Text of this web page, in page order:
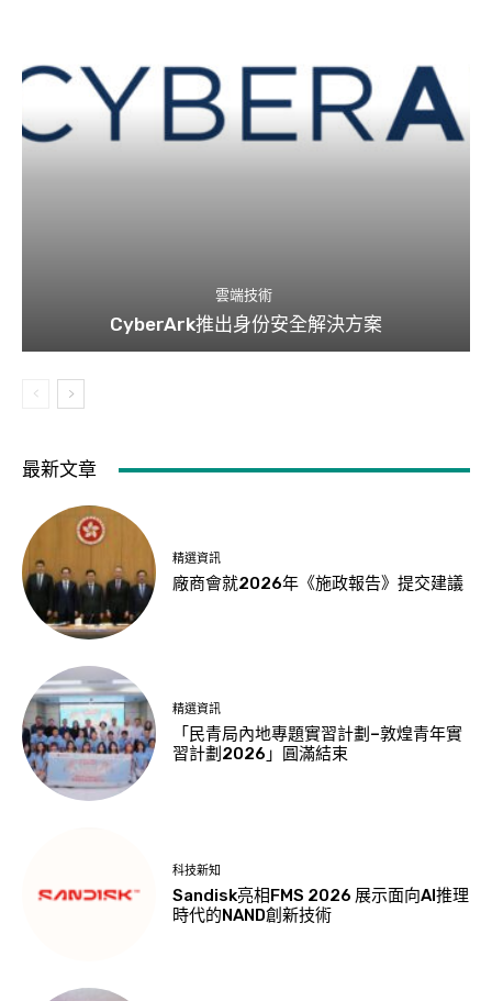
雲端技術
CyberArk推出身份安全解決方案
最新文章
精選資訊
廠商會就2026年《施政報告》提交建議
精選資訊
「民青局內地專題實習計劃–敦煌青年實
習計劃2026」圓滿結束
科技新知
Sandisk亮相FMS 2026 展示面向AI推理
時代的NAND創新技術